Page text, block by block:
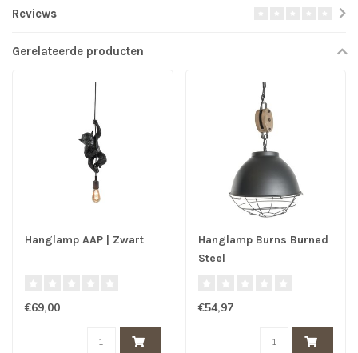
Reviews
Gerelateerde producten
Hanglamp AAP | Zwart
€69,00
Hanglamp Burns Burned
Steel
€54,97